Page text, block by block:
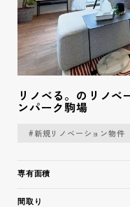
リノベる。のリノベ
ンパーク駒場
#新規リノベーション物件
専有面積
間取り